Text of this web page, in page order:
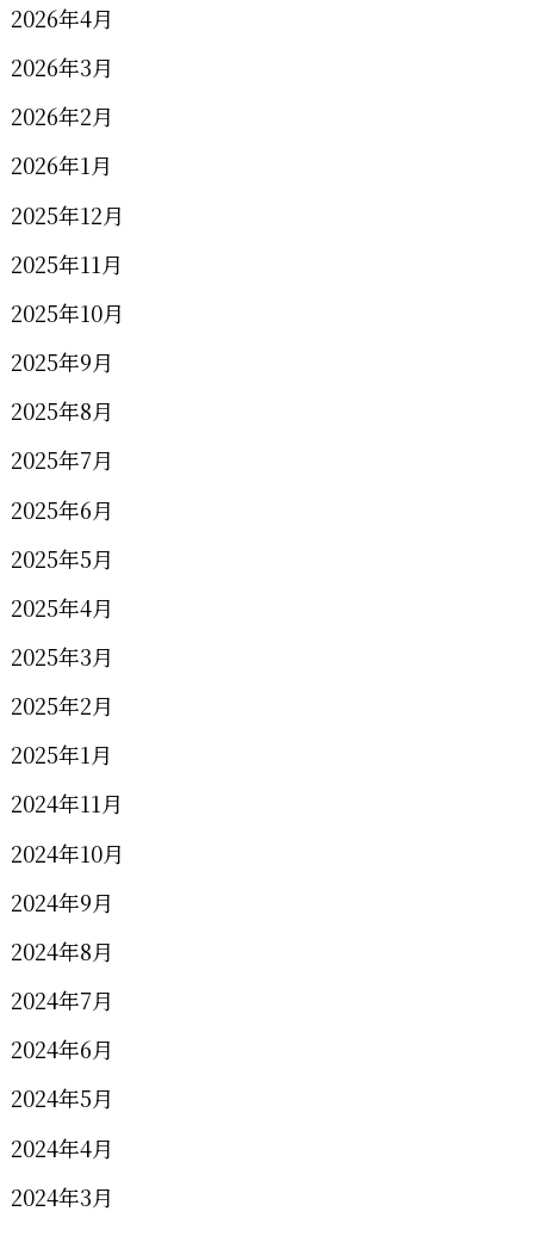
2026年4月
2026年3月
2026年2月
2026年1月
2025年12月
2025年11月
2025年10月
2025年9月
2025年8月
2025年7月
2025年6月
2025年5月
2025年4月
2025年3月
2025年2月
2025年1月
2024年11月
2024年10月
2024年9月
2024年8月
2024年7月
2024年6月
2024年5月
2024年4月
2024年3月